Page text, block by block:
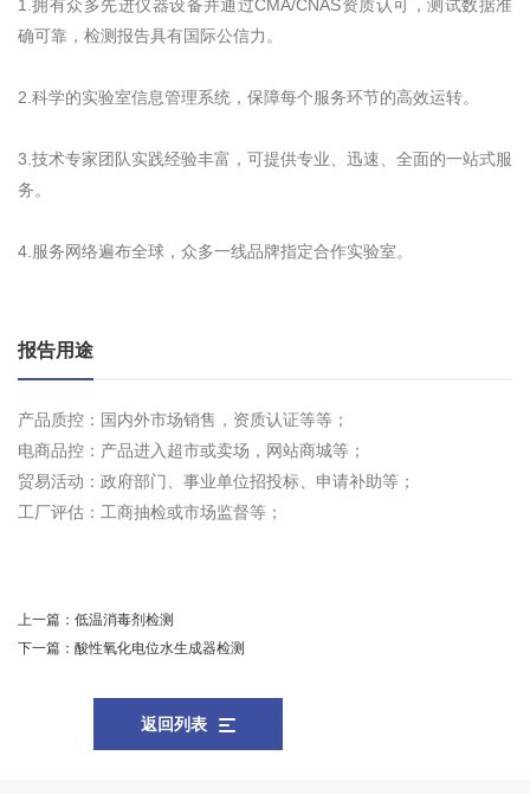
1.拥有众多先进仪器设备并通过CMA/CNAS资质认可，测试数据准
确可靠，检测报告具有国际公信力。
2.科学的实验室信息管理系统，保障每个服务环节的高效运转。
3.技术专家团队实践经验丰富，可提供专业、迅速、全面的一站式服
务。
4.服务网络遍布全球，众多一线品牌指定合作实验室。
报告用途
产品质控：国内外市场销售，资质认证等等；
电商品控：产品进入超市或卖场，网站商城等；
贸易活动：政府部门、事业单位招投标、申请补助等；
工厂评估：工商抽检或市场监督等；
上一篇： 低温消毒剂检测
下一篇： 酸性氧化电位水生成器检测
返回列表